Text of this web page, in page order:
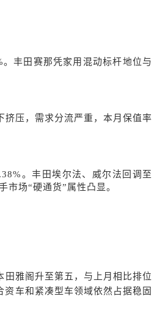
丰田赛那凭家用混动标杆地位与
压，需求分流严重，本月保值率
。丰田埃尔法、威尔法回调至
场“硬通货”属性凸显。
田雅阁升至第五，与上月相比排位
资车和紧凑型车领域依然占据稳固